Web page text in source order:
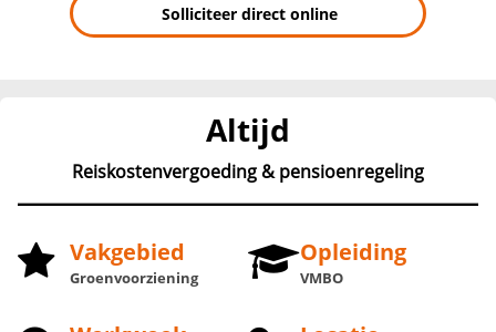
Solliciteer direct online
Altijd
Reiskostenvergoeding & pensioenregeling
Vakgebied
Groenvoorziening
Opleiding
VMBO